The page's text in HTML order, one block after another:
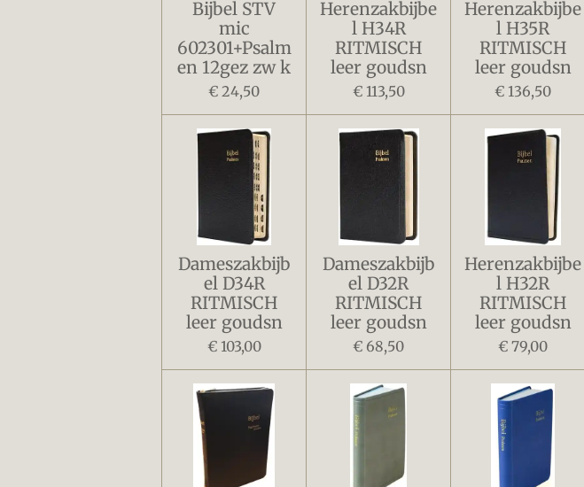
Bijbel STV
mic
602301+Psalm
en 12gez zw k
€ 24,50
Herenzakbijbe
l H34R
RITMISCH
leer goudsn
€ 113,50
Herenzakbijbe
l H35R
RITMISCH
leer goudsn
€ 136,50
Dameszakbijb
el D34R
RITMISCH
leer goudsn
€ 103,00
Dameszakbijb
el D32R
RITMISCH
leer goudsn
€ 68,50
Herenzakbijbe
l H32R
RITMISCH
leer goudsn
€ 79,00